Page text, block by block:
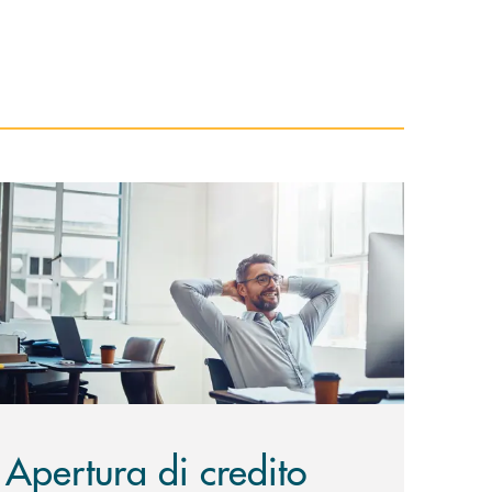
di più Apertura di credito
Apertura di credito